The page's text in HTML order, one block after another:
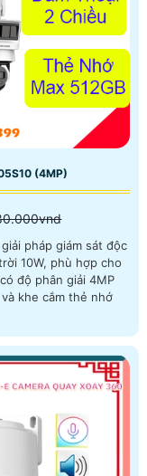
(4MP)
pháp giám sát độc
10W, phù hợp cho
khe cắm thẻ nhớ